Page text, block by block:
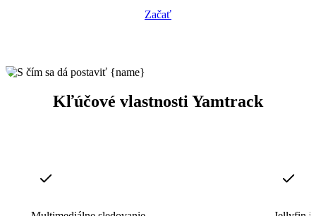
Začať
Kľúčové vlastnosti Yamtrack